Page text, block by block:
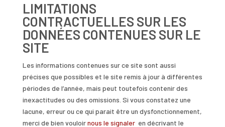
LIMITATIONS
CONTRACTUELLES SUR LES
DONNÉES CONTENUES SUR LE
SITE
Les informations contenues sur ce site sont aussi
précises que possibles et le site remis à jour à différentes
périodes de l’année, mais peut toutefois contenir des
inexactitudes ou des omissions. Si vous constatez une
lacune, erreur ou ce qui parait être un dysfonctionnement,
merci de bien vouloirnous le signaleren décrivant le